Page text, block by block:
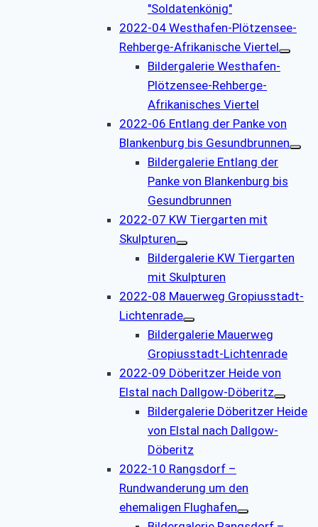
"Soldatenkönig"
2022-04 Westhafen-Plötzensee-
Rehberge-Afrikanische Viertel
Bildergalerie Westhafen-
Plötzensee-Rehberge-
Afrikanisches Viertel
2022-06 Entlang der Panke von
Blankenburg bis Gesundbrunnen
Bildergalerie Entlang der
Panke von Blankenburg bis
Gesundbrunnen
2022-07 KW Tiergarten mit
Skulpturen
Bildergalerie KW Tiergarten
mit Skulpturen
2022-08 Mauerweg Gropiusstadt-
Lichtenrade
Bildergalerie Mauerweg
Gropiusstadt-Lichtenrade
2022-09 Döberitzer Heide von
Elstal nach Dallgow-Döberitz
Bildergalerie Döberitzer Heide
von Elstal nach Dallgow-
Döberitz
2022-10 Rangsdorf –
Rundwanderung um den
ehemaligen Flughafen